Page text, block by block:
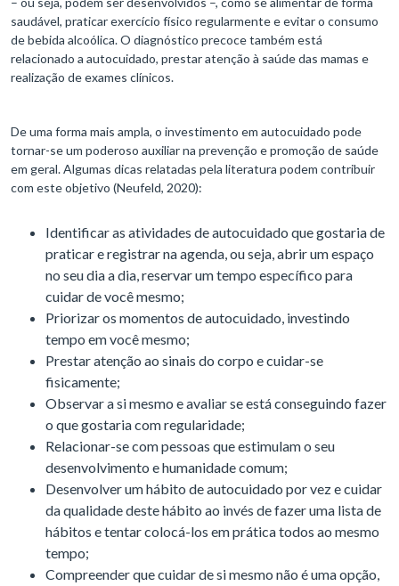
saudável, praticar exercício físico regularmente e evitar o consumo
de bebida alcoólica. O diagnóstico precoce também está
relacionado a autocuidado, prestar atenção à saúde das mamas e
realização de exames clínicos.
De uma forma mais ampla, o investimento em autocuidado pode
tornar-se um poderoso auxiliar na prevenção e promoção de saúde
em geral. Algumas dicas relatadas pela literatura podem contribuir
com este objetivo (Neufeld, 2020):
Identificar as atividades de autocuidado que gostaria de
praticar e registrar na agenda, ou seja, abrir um espaço
no seu dia a dia, reservar um tempo específico para
cuidar de você mesmo;
Priorizar os momentos de autocuidado, investindo
tempo em você mesmo;
Prestar atenção ao sinais do corpo e cuidar-se
fisicamente;
Observar a si mesmo e avaliar se está conseguindo fazer
o que gostaria com regularidade;
Relacionar-se com pessoas que estimulam o seu
desenvolvimento e humanidade comum;
Desenvolver um hábito de autocuidado por vez e cuidar
da qualidade deste hábito ao invés de fazer uma lista de
hábitos e tentar colocá-los em prática todos ao mesmo
tempo;
Compreender que cuidar de si mesmo não é uma opção,